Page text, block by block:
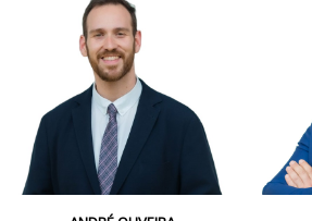
26 a 28 de outubro 2023 - FIL - Lisboa
quinta a sábado - 10h / 19h